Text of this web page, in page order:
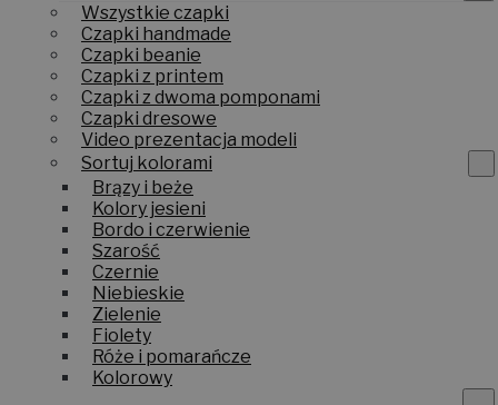
Wszystkie czapki
Czapki handmade
Czapki beanie
Czapki z printem
Czapki z dwoma pomponami
Czapki dresowe
Video prezentacja modeli
Sortuj kolorami
Brązy i beże
Kolory jesieni
Bordo i czerwienie
Szarość
Czernie
Niebieskie
Zielenie
Fiolety
Róże i pomarańcze
Kolorowy